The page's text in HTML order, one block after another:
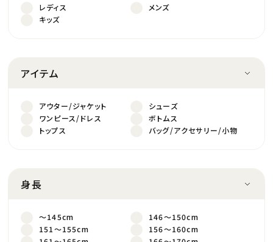
レディス
メンズ
キッズ
アイテム
アウター/ジャケット
シューズ
ワンピース/ドレス
ボトムス
トップス
バッグ/アクセサリー/小物
身長
～145cm
146～150cm
151～155cm
156～160cm